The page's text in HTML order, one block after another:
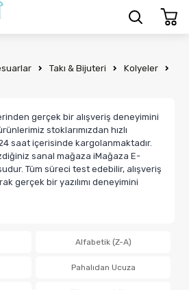
Takı & Bijuteri
Kolyeler
gerçek bir alışveriş deneyimini
stoklarımızdan hızlı
saat içerisinde kargolanmaktadır.
sanal mağaza iMağaza E-
Tüm süreci test edebilir, alışveriş
gerçek bir yazılımı deneyimini
Alfabetik (Z-A)
Pahalıdan Ucuza